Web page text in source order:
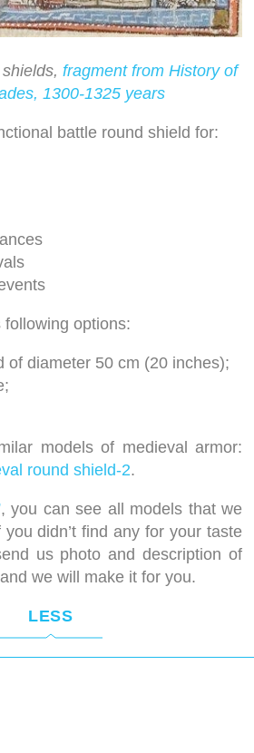
fragment from History of
1300-1325 years
battle round shield for:
options:
of diameter 50 cm (20 inches);
models of medieval armor:
round shield-2.
, you can see all models that we
didn’t find any for your taste
us photo and description of
we will make it for you.
LESS